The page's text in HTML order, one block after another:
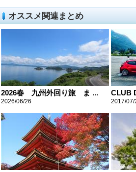
オススメ関連まとめ
2026春 九州外回り旅 ま ...
2026/06/26
CLUB
2017/07/